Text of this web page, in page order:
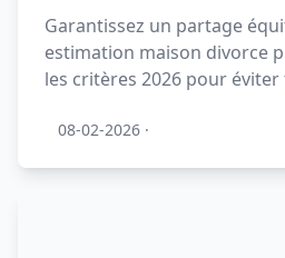
Garantissez un partage
estimation maison divorce
les critères 2026 pour
08-02-2026 ·